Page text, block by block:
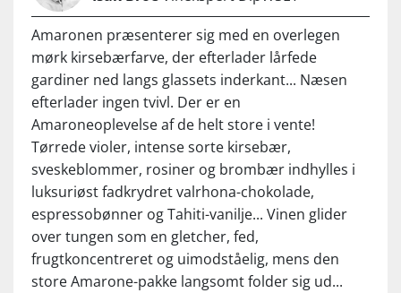
16-18°C.
Amaronen præsenterer sig med en overlegen
mørk kirsebærfarve, der efterlader lårfede
gardiner ned langs glassets inderkant... Næsen
efterlader ingen tvivl. Der er en
Amaroneoplevelse af de helt store i vente!
Tørrede violer, intense sorte kirsebær,
sveskeblommer, rosiner og brombær indhylles i
luksuriøst fadkrydret valrhona-chokolade,
espressobønner og Tahiti-vanilje... Vinen glider
over tungen som en gletcher, fed,
frugtkoncentreret og uimodståelig, mens den
store Amarone-pakke langsomt folder sig ud...